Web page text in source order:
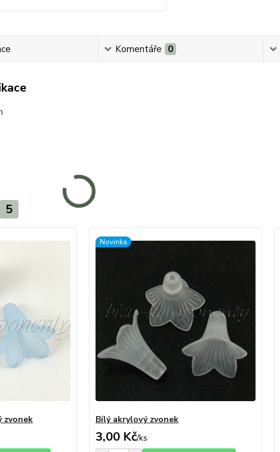
Komentáře 0
5
zvonek
Novinka
Bílý akrylový zvonek
3,00 Kč/ks